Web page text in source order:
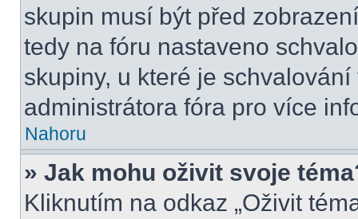
skupin musí být před
tedy na fóru nastaveno
skupiny, u které je
administrátora fóra pro více
Nahoru
» Jak mohu oživit svoje
Kliknutím na odkaz „Oživit